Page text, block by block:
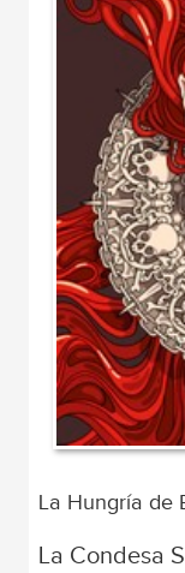
La Hungría de
La Condesa